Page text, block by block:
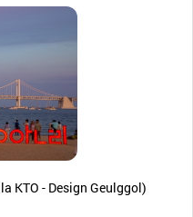
KTO - Design Geulggol)